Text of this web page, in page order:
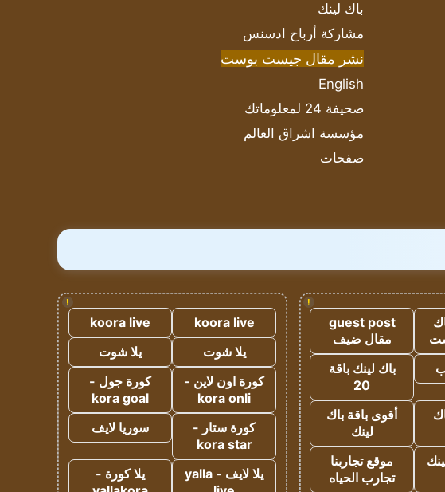
باك لينك
مشاركة أرباح ادسنس
نشر مقال جيست بوست
English
صحيفة 24 لمعلوماتك
مؤسسة اشراق العالم
صفحات
!
guest post
مقال ضيف
باك لينك باقة
20
أقوى باقة باك
لينك
موقع تجاربنا
تجارب الحياه
!
koora live
koora live
يلا شوت
يلا شوت
كورة اون لاين -
kora onli
كورة جول -
kora goal
كورة ستار -
kora star
سوريا لايف
يلا لايف - yalla
يلا كورة -